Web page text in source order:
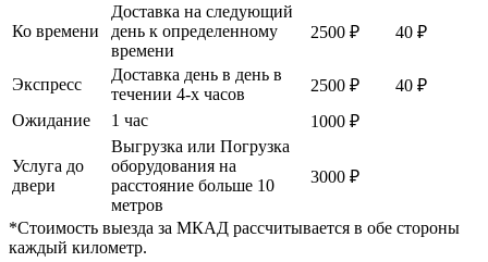
Ко времени
Доставка на следующий
день к определенному
времени
2500 ₽ 40 ₽
Экспресс
Доставка день в день в
течении 4-х часов
2500 ₽
40 ₽
Ожидание
1 час 1000 ₽
Услуга до
двери
Выгрузка или Погрузка
оборудования на
расстояние больше 10
метров
3000 ₽
*Стоимость выезда за МКАД рассчитывается в обе стороны
каждый километр.